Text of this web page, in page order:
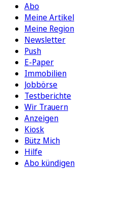
Abo
Meine Artikel
Meine Region
Newsletter
Push
E-Paper
Immobilien
Jobbörse
Testberichte
Wir Trauern
Anzeigen
Kiosk
Bütz Mich
Hilfe
Abo kündigen